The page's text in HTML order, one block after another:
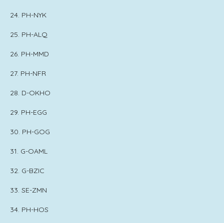
24. PH-NYK
25. PH-ALQ
26. PH-MMD
27. PH-NFR
28. D-OKHO
29. PH-EGG
30. PH-GOG
31. G-OAML
32. G-BZIC
33. SE-ZMN
34. PH-HOS